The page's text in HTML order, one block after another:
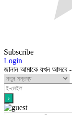
Subscribe
Login
জানান আমাকে যখন আসবে -